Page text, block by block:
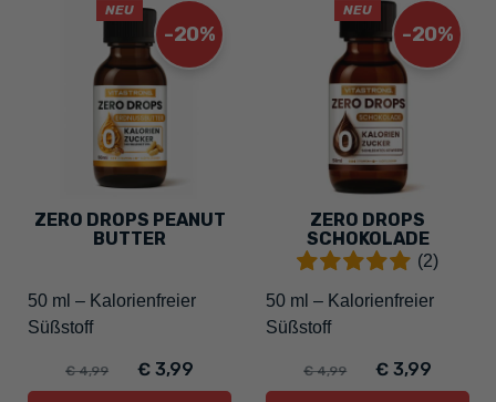
-20%
NEU
ZERO DROPS PEANUT
BUTTER
50 ml – Kalorienfreier
Süßstoff
€ 4,99 € 3,99
-20%
NEU
ZERO DROPS
SCHOKOLADE
(2)
50 ml – Kalorienfreier
Süßstoff
€ 4,99 € 3,99